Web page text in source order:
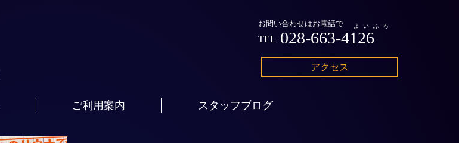
アクセス
お問い合わせはお電話で よいふろ
TEL 028-663-4126
ご利用案内 スタッフブログ